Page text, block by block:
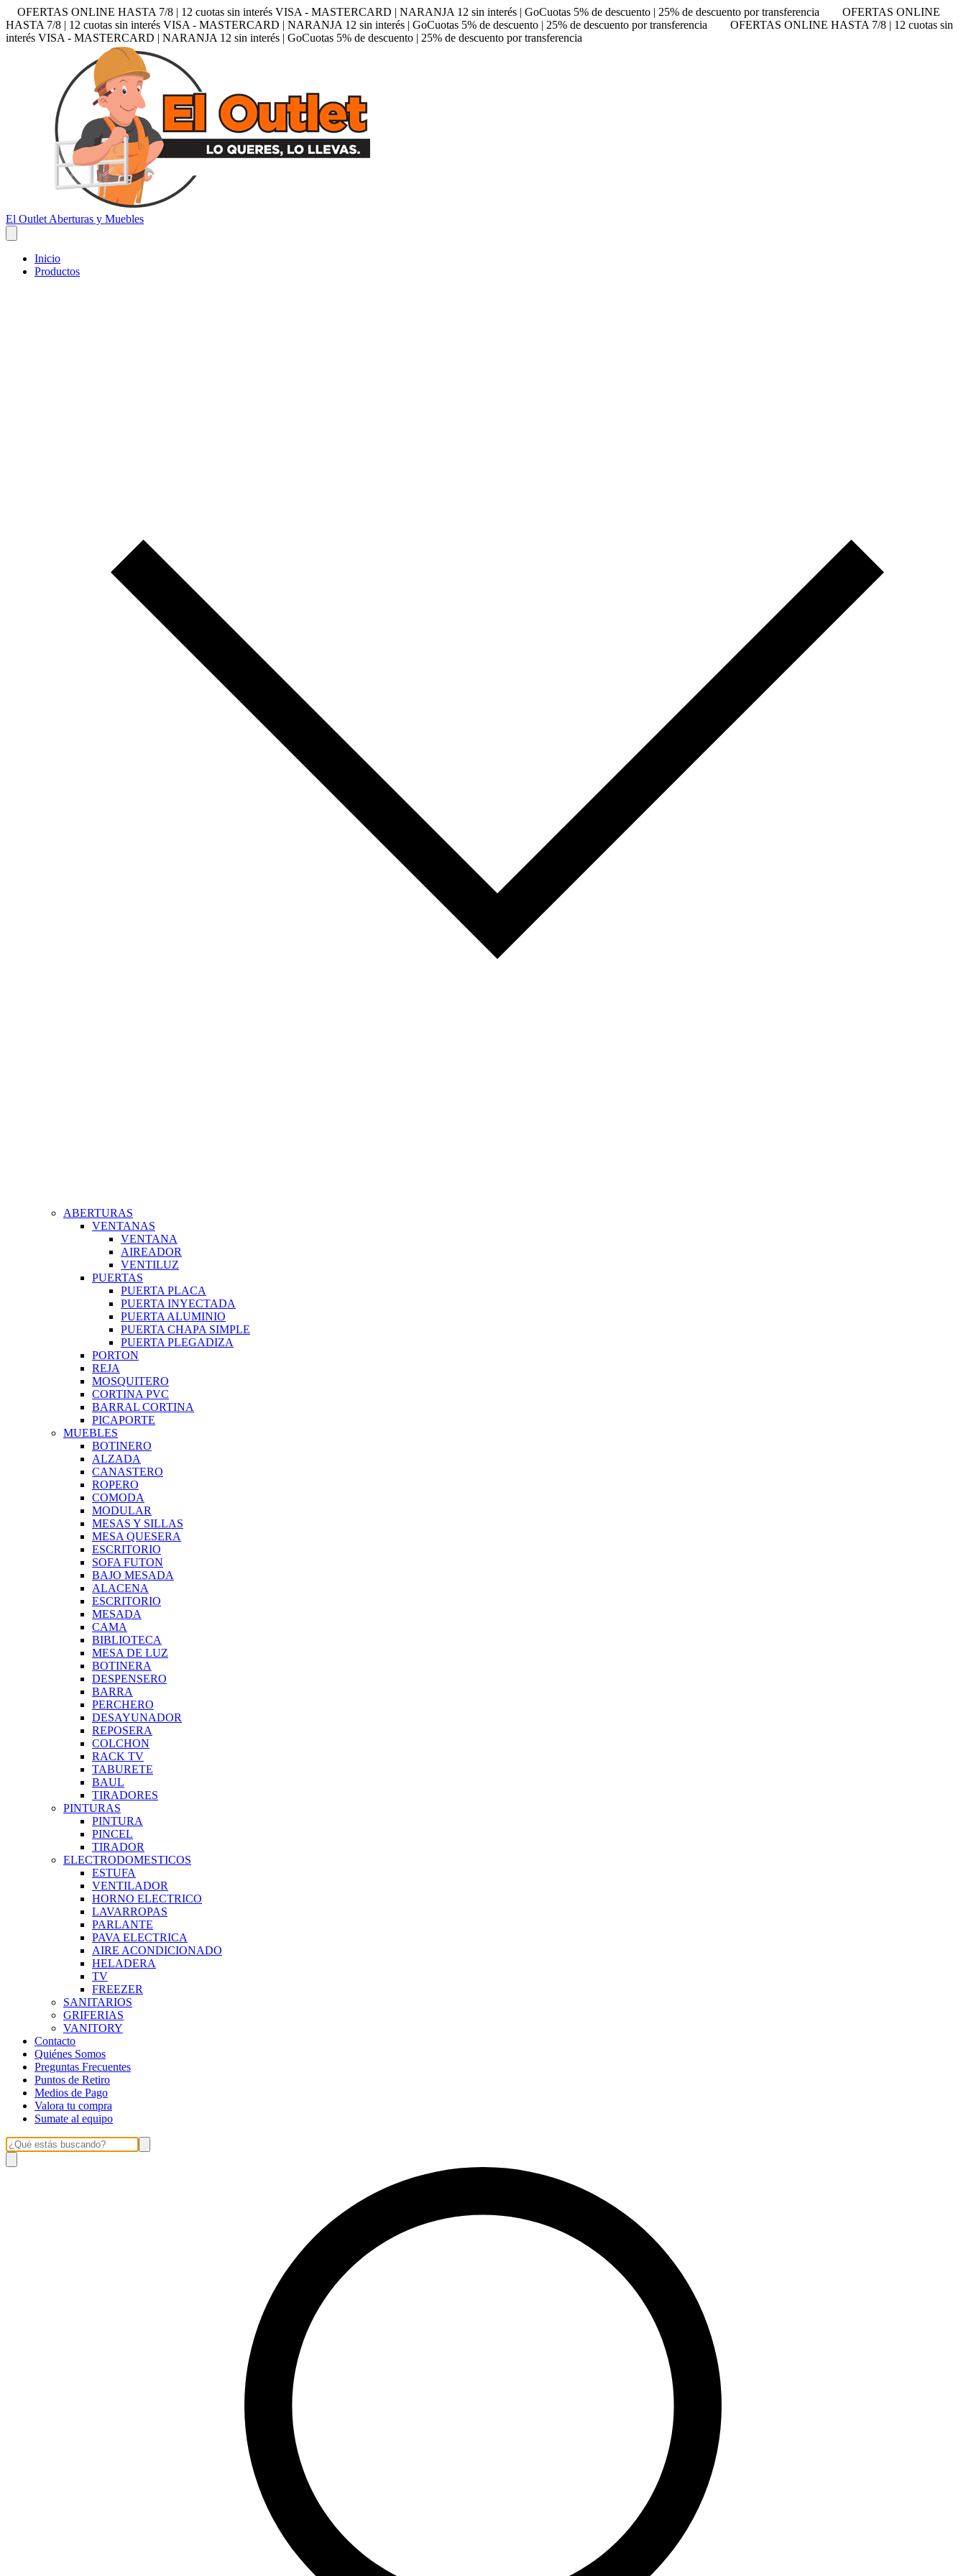
OFERTAS ONLINE HASTA 7/8 | 12 cuotas sin interés VISA - MASTERCARD | NARANJA 12 sin interés | GoCuotas 5% de descuento | 25% de descuento por transferencia
OFERTAS ONLINE
HASTA 7/8 | 12 cuotas sin interés VISA - MASTERCARD | NARANJA 12 sin interés | GoCuotas 5% de descuento | 25% de descuento por transferencia
OFERTAS ONLINE HASTA 7/8 | 12 cuotas sin
interés VISA - MASTERCARD | NARANJA 12 sin interés | GoCuotas 5% de descuento | 25% de descuento por transferencia
El Outlet Aberturas y Muebles
Inicio
Productos
ABERTURAS
VENTANAS
VENTANA
AIREADOR
VENTILUZ
PUERTAS
PUERTA PLACA
PUERTA INYECTADA
PUERTA ALUMINIO
PUERTA CHAPA SIMPLE
PUERTA PLEGADIZA
PORTON
REJA
MOSQUITERO
CORTINA PVC
BARRAL CORTINA
PICAPORTE
MUEBLES
BOTINERO
ALZADA
CANASTERO
ROPERO
COMODA
MODULAR
MESAS Y SILLAS
MESA QUESERA
ESCRITORIO
SOFA FUTON
BAJO MESADA
ALACENA
ESCRITORIO
MESADA
CAMA
BIBLIOTECA
MESA DE LUZ
BOTINERA
DESPENSERO
BARRA
PERCHERO
DESAYUNADOR
REPOSERA
COLCHON
RACK TV
TABURETE
BAUL
TIRADORES
PINTURAS
PINTURA
PINCEL
TIRADOR
ELECTRODOMESTICOS
ESTUFA
VENTILADOR
HORNO ELECTRICO
LAVARROPAS
PARLANTE
PAVA ELECTRICA
AIRE ACONDICIONADO
HELADERA
TV
FREEZER
SANITARIOS
GRIFERIAS
VANITORY
Contacto
Quiénes Somos
Preguntas Frecuentes
Puntos de Retiro
Medios de Pago
Valora tu compra
Sumate al equipo